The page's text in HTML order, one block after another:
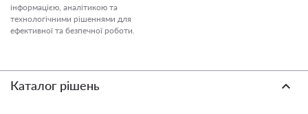
інформацією, аналітикою та
технологічними рішеннями для
ефективної та безпечної роботи.
Каталог рішень